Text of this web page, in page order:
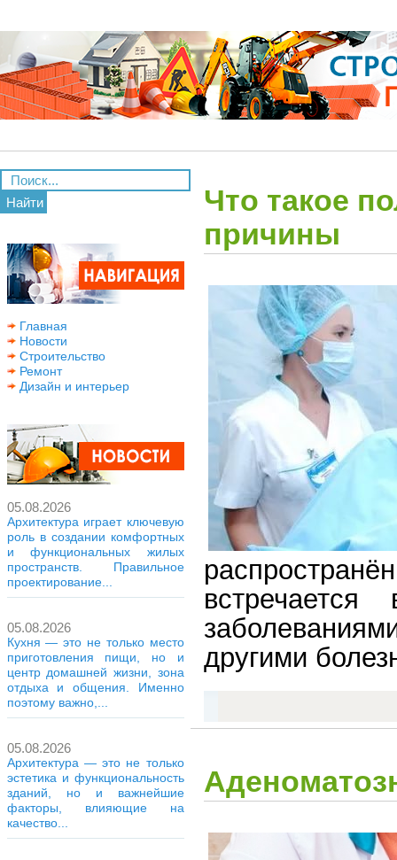
Найти
Главная
Новости
Строительство
Ремонт
Дизайн и интерьер
05.08.2026
Архитектура играет ключевую
роль в создании комфортных
и функциональных жилых
пространств. Правильное
проектирование...
05.08.2026
Кухня — это не только место
приготовления пищи, но и
центр домашней жизни, зона
отдыха и общения. Именно
поэтому важно,...
05.08.2026
Архитектура — это не только
эстетика и функциональность
зданий, но и важнейшие
факторы, влияющие на
качество...
Что такое
причины
другими